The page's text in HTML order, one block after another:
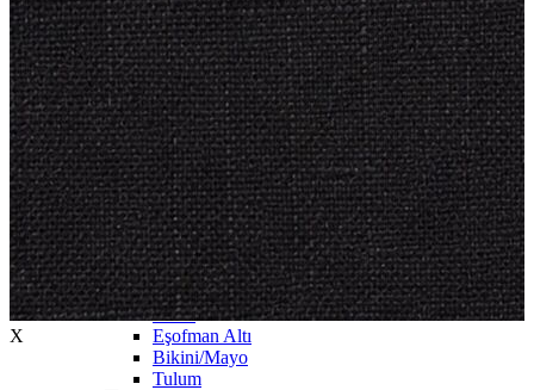
Jean Pantolon
Pantolon
Gömlek
T-shirt
Polo T-shirt
Bluz
Etek
Elbise
Şort
Kapri
Atlet
Top
Sweatshirt
Kazak
Yelek
Eşofman Altı
Bikini/Mayo
Tulum
X